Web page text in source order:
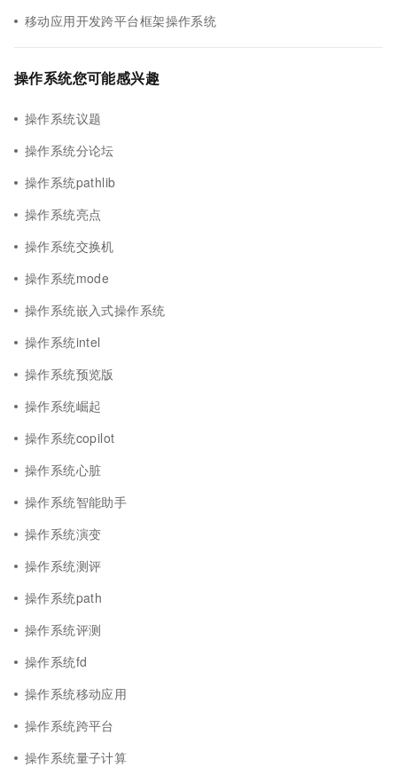
移动应用开发跨平台框架操作系统
操作系统您可能感兴趣
操作系统议题
操作系统分论坛
操作系统pathlib
操作系统亮点
操作系统交换机
操作系统mode
操作系统嵌入式操作系统
操作系统intel
操作系统预览版
操作系统崛起
操作系统copilot
操作系统心脏
操作系统智能助手
操作系统演变
操作系统测评
操作系统path
操作系统评测
操作系统fd
操作系统移动应用
操作系统跨平台
操作系统量子计算